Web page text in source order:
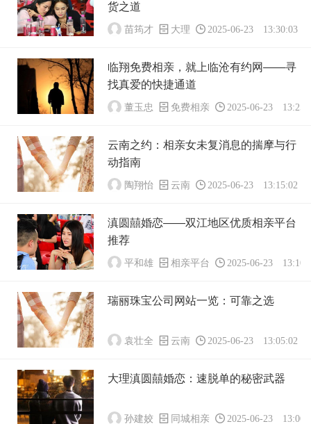
货之道
苗筠才 大理 2025-06-23 13:30:03
临翔免费相亲，就上临沧有约网——寻
找真爱的快捷通道
董玉忠 免费相亲 2025-06-23
云南之约：相亲女未复消息的揣摩与行
动指南
陶翔怡 云南 2025-06-23 13:15:02
滇圆囍婚恋——双江地区优质相亲平台
推荐
平和雄 相亲平台 2025-06-23
瑞丽珠宝公司网站一览：可靠之选
袁壮全 云南 2025-06-23 13:05:02
大理滇圆囍婚恋：速脱单的秘密武器
孙建姣 同城相亲 2025-06-23